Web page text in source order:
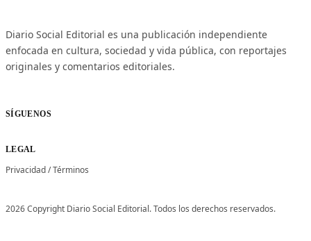
Diario Social Editorial es una publicación independiente
enfocada en cultura, sociedad y vida pública, con reportajes
originales y comentarios editoriales.
SÍGUENOS
LEGAL
Privacidad/Términos
2026 Copyright Diario Social Editorial. Todos los derechos reservados.